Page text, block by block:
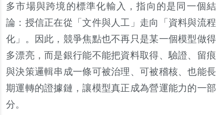
多市場與跨境的標準化輸入，指向的是同一個結
論：授信正在從「文件與人工」走向「資料與流程
化」。因此，競爭焦點也不再只是某一個模型做得
多漂亮，而是銀行能不能把資料取得、驗證、留痕
與決策邏輯串成一條可被治理、可被稽核、也能長
期運轉的證據鏈，讓模型真正成為營運能力的一部
分。